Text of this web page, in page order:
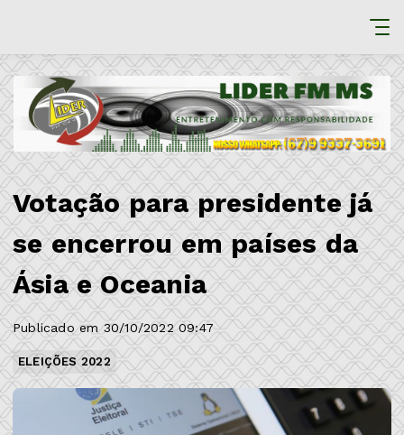
Votação para presidente já
se encerrou em países da
Ásia e Oceania
Publicado em 30/10/2022 09:47
ELEIÇÕES 2022